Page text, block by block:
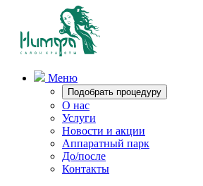
Меню
Подобрать процедуру
О нас
Услуги
Новости и акции
Аппаратный парк
До/после
Контакты